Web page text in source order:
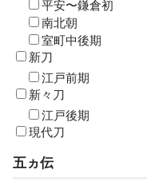
平安〜鎌倉初
南北朝
室町中後期
新刀
江戸前期
新々刀
江戸後期
現代刀
五ヵ伝